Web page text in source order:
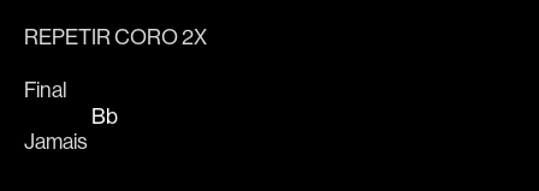
REPETIR CORO 2X
Final
Jamais
Bb